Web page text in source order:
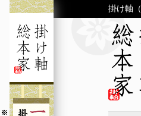
掛け軸